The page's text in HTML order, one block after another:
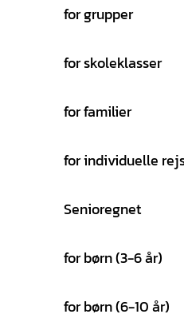
for grupper
for skoleklasser
for familier
for individuelle
Senioregnet
for børn (3-6 år)
for børn (6-10 år)